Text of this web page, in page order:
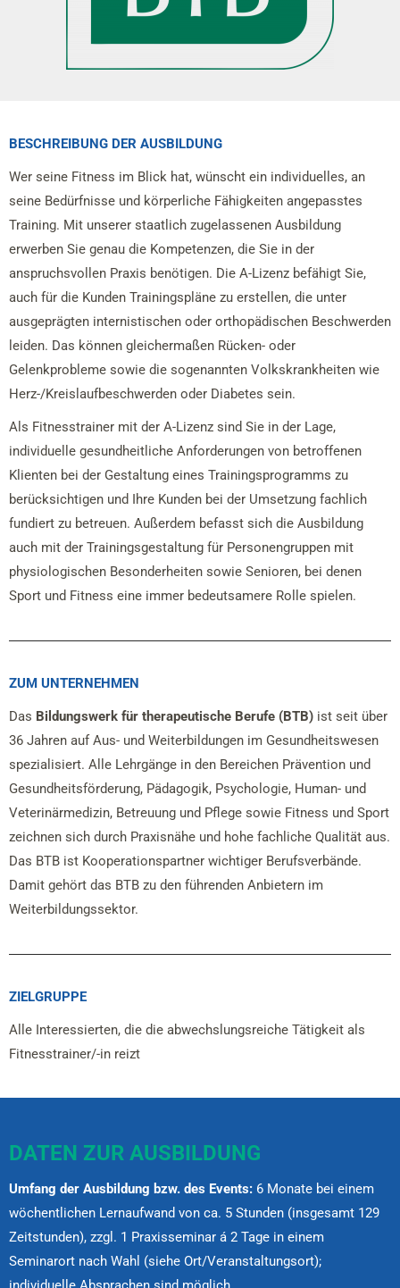
BESCHREIBUNG DER AUSBILDUNG
Wer seine Fitness im Blick hat, wünscht ein individuelles, an
seine Bedürfnisse und körperliche Fähigkeiten angepasstes
Training. Mit unserer staatlich zugelassenen Ausbildung
erwerben Sie genau die Kompetenzen, die Sie in der
anspruchsvollen Praxis benötigen. Die A-Lizenz befähigt Sie,
auch für die Kunden Trainingspläne zu erstellen, die unter
ausgeprägten internistischen oder orthopädischen Beschwerden
leiden. Das können gleichermaßen Rücken- oder
Gelenkprobleme sowie die sogenannten Volkskrankheiten wie
Herz-/Kreislaufbeschwerden oder Diabetes sein.
Als Fitnesstrainer mit der A-Lizenz sind Sie in der Lage,
individuelle gesundheitliche Anforderungen von betroffenen
Klienten bei der Gestaltung eines Trainingsprogramms zu
berücksichtigen und Ihre Kunden bei der Umsetzung fachlich
fundiert zu betreuen. Außerdem befasst sich die Ausbildung
auch mit der Trainingsgestaltung für Personengruppen mit
physiologischen Besonderheiten sowie Senioren, bei denen
Sport und Fitness eine immer bedeutsamere Rolle spielen.
ZUM UNTERNEHMEN
Das Bildungswerk für therapeutische Berufe (BTB) ist seit über
36 Jahren auf Aus- und Weiterbildungen im Gesundheitswesen
spezialisiert. Alle Lehrgänge in den Bereichen Prävention und
Gesundheitsförderung, Pädagogik, Psychologie, Human- und
Veterinärmedizin, Betreuung und Pflege sowie Fitness und Sport
zeichnen sich durch Praxisnähe und hohe fachliche Qualität aus.
Das BTB ist Kooperationspartner wichtiger Berufsverbände.
Damit gehört das BTB zu den führenden Anbietern im
Weiterbildungssektor.
ZIELGRUPPE
Alle Interessierten, die die abwechslungsreiche Tätigkeit als
Fitnesstrainer/-in reizt
DATEN ZUR AUSBILDUNG
Umfang der Ausbildung bzw. des Events: 6 Monate bei einem
wöchentlichen Lernaufwand von ca. 5 Stunden (insgesamt 129
Zeitstunden), zzgl. 1 Praxisseminar á 2 Tage in einem
Seminarort nach Wahl (siehe Ort/Veranstaltungsort);